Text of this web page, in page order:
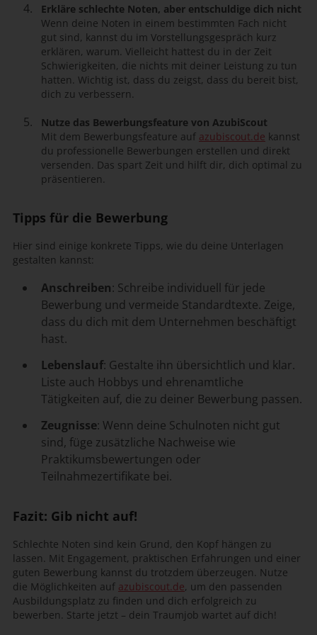
Erkläre schlechte Noten, aber entschuldige dich nicht
Wenn deine Noten in einem bestimmten Fach nicht
gut sind, kannst du im Vorstellungsgespräch kurz
erklären, warum. Vielleicht hattest du in der Zeit
Schwierigkeiten, die nichts mit deiner Leistung zu tun
hatten. Wichtig ist, dass du zeigst, dass du bereit bist,
dich zu verbessern.
Nutze das Bewerbungsfeature von AzubiScout
Mit dem Bewerbungsfeature auf azubiscout.de kannst
du professionelle Bewerbungen erstellen und direkt
versenden. Das spart Zeit und hilft dir, dich optimal zu
präsentieren.
Tipps für die Bewerbung
Hier sind einige konkrete Tipps, wie du deine Unterlagen
gestalten kannst:
Anschreiben: Schreibe individuell für jede
Bewerbung und vermeide Standardtexte. Zeige,
dass du dich mit dem Unternehmen beschäftigt
hast.
Lebenslauf: Gestalte ihn übersichtlich und klar.
Liste auch Hobbys und ehrenamtliche
Tätigkeiten auf, die zu deiner Bewerbung passen.
Zeugnisse: Wenn deine Schulnoten nicht gut
sind, füge zusätzliche Nachweise wie
Praktikumsbewertungen oder
Teilnahmezertifikate bei.
Fazit: Gib nicht auf!
Schlechte Noten sind kein Grund, den Kopf hängen zu
lassen. Mit Engagement, praktischen Erfahrungen und einer
guten Bewerbung kannst du trotzdem überzeugen. Nutze
die Möglichkeiten auf azubiscout.de, um den passenden
Ausbildungsplatz zu finden und dich erfolgreich zu
bewerben. Starte jetzt – dein Traumjob wartet auf dich!